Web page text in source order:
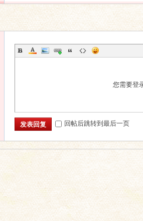
您需要登
发表回复 回帖后跳转到最后一页